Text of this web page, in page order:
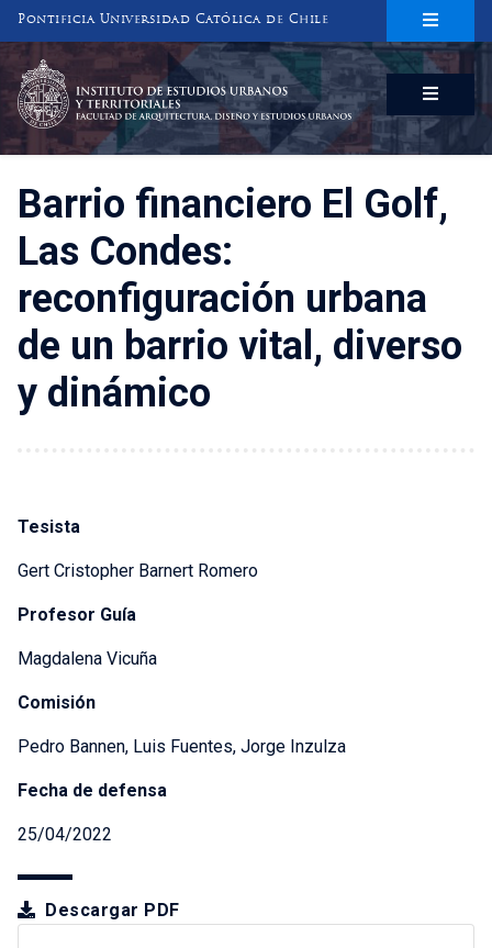
Pontificia Universidad Católica de Chile
INSTITUTO DE ESTUDIOS URBANOS
Y TERRITORIALES
FACULTAD DE ARQUITECTURA, DISEÑO Y ESTUDIOS URBANOS
Barrio financiero El Golf,
Las Condes:
reconfiguración urbana
de un barrio vital, diverso
y dinámico
Tesista
Gert Cristopher Barnert Romero
Profesor Guía
Magdalena Vicuña
Comisión
Pedro Bannen, Luis Fuentes, Jorge Inzulza
Fecha de defensa
25/04/2022
Descargar PDF